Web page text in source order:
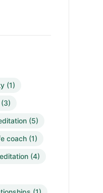
(1)
(3)
(5)
coach(1)
(4)